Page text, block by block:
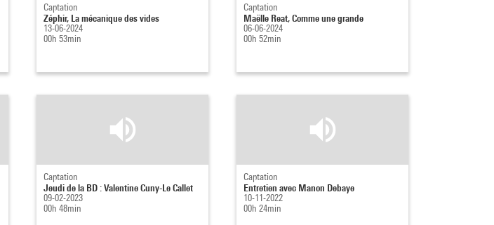
Captation
Zéphir, La mécanique des vides
13-06-2024
00h 53min
Captation
Maëlle Reat, Comme une grande
06-06-2024
00h 52min
Captation
Jeudi de la BD : Valentine Cuny-Le Callet
09-02-2023
00h 48min
Captation
Entretien avec Manon Debaye
10-11-2022
00h 24min